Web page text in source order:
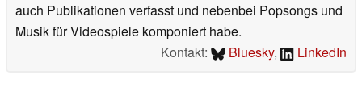
auch Publikationen verfasst und nebenbei Popsongs und
Musik für Videospiele komponiert habe.
Kontakt:
Bluesky, LinkedIn